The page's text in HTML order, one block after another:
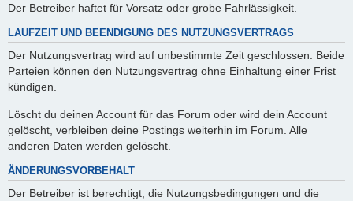
Der Betreiber haftet für Vorsatz oder grobe Fahrlässigkeit.
LAUFZEIT UND BEENDIGUNG DES NUTZUNGSVERTRAGS
Der Nutzungsvertrag wird auf unbestimmte Zeit geschlossen. Beide
Parteien können den Nutzungsvertrag ohne Einhaltung einer Frist
kündigen.
Löscht du deinen Account für das Forum oder wird dein Account
gelöscht, verbleiben deine Postings weiterhin im Forum. Alle
anderen Daten werden gelöscht.
ÄNDERUNGSVORBEHALT
Der Betreiber ist berechtigt, die Nutzungsbedingungen und die